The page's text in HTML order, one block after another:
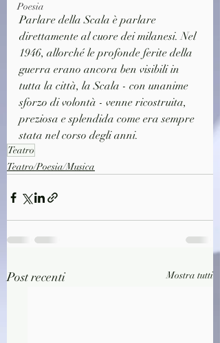
Poesia
Parlare della Scala è parlare
direttamente al cuore dei milanesi. Nel
1946, allorché le profonde ferite della
guerra erano ancora ben visibili in
tutta la città, la Scala - con unanime
sforzo di volontà - venne ricostruita,
preziosa e splendida come era sempre
stata nel corso degli anni.
Teatro
Teatro/Poesia/Musica
Post recenti Mostra tutti